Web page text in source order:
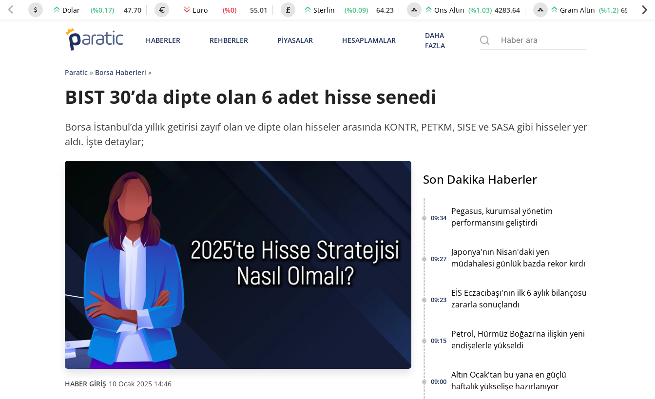
Dolar (%0.17) 47.70 Euro (%0) 55.01 Sterlin (%0.09) 64.23 Ons Altın (%1.03) 4283.64 Gram Altın (%1.2) 6570.52
HABERLER REHBERLER PİYASALAR HESAPLAMALAR
DAHA
FAZLA
Paratic» Borsa Haberleri »
BIST 30’da dipte olan 6 adet hisse senedi
Borsa İstanbul’da yıllık getirisi zayıf olan ve dipte olan hisseler arasında KONTR, PETKM, SISE ve SASA gibi hisseler yer
aldı. İşte detaylar;
HABER GİRİŞ 10 Ocak 2025 14:46
Son Dakika Haberler
09:34
Pegasus, kurumsal yönetim
performansını geliştirdi
09:27
Japonya'nın Nisan'daki yen
müdahalesi günlük bazda rekor kırdı
09:23
EİS Eczacıbaşı'nın ilk 6 aylık bilançosu
zararla sonuçlandı
09:15
Petrol, Hürmüz Boğazı'na ilişkin yeni
endişelerle yükseldi
09:00
Altın Ocak'tan bu yana en güçlü
haftalık yükselişe hazırlanıyor